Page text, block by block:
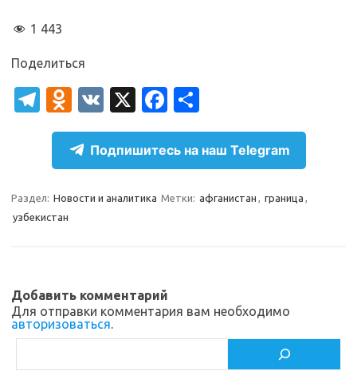
1 443
Поделиться
T
el
gr
a
m
O
d
n
o
kl
i
V
K
X
Fa
c
e
b
o
т
п
р
а
ь
Подпишитесь на наш Telegram
Раздел: Новости и аналитика Метки: афганистан , граница ,
узбекистан
Добавить комментарий
Для отправки комментария вам необходимо
авторизоваться.